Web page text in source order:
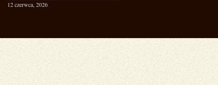
12 czerwca, 2026